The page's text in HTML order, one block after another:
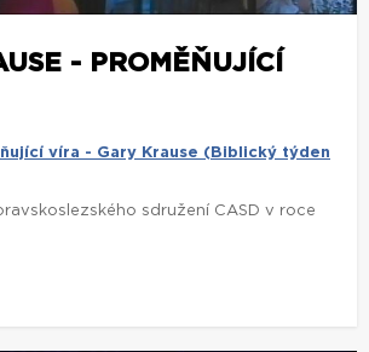
- PROMĚŇUJÍCÍ
víra - Gary Krause (Biblický týden
sdružení CASD v roce